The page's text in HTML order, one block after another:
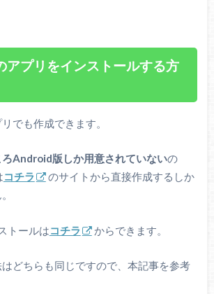
アプリをインストールする方
でも作成できます。
Android版しか用意されていないの
コチラ
のサイトから直接作成するしか
トールはコチラ からできます。
どちらも同じですので、本記事を参考